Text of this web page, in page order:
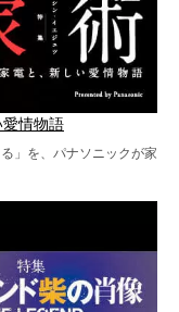
愛情物語
」を、パナソニックが家